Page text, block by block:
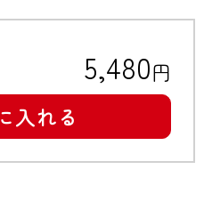
5,480円
入れる